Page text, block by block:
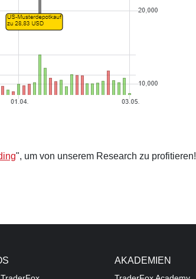
", um von unserem Research zu profitieren!
AKADEMIEN